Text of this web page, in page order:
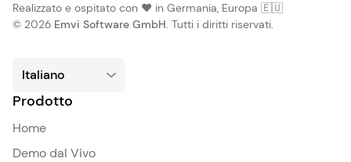
Realizzato e ospitato con ❤️ in Germania, Europa 🇪🇺
© 2026 Emvi Software GmbH. Tutti i diritti riservati.
Prodotto
Home
Demo dal Vivo